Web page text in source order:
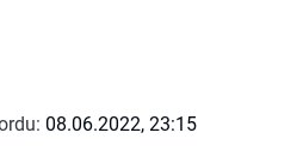
08.06.2022, 23:15